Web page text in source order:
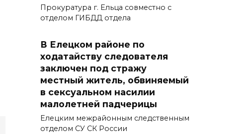
Прокуратура г. Ельца совместно с
отделом ГИБДД отдела
В Елецком районе по
ходатайству следователя
заключен под стражу
местный житель, обвиняемый
в сексуальном насилии
малолетней падчерицы
Елецким межрайонным следственным
отделом СУ СК России